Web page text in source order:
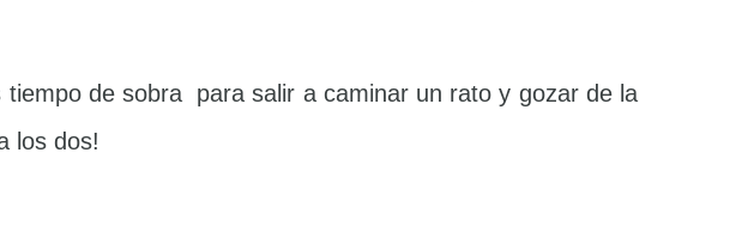
de sobra para salir a caminar un rato y gozar de la
los dos!